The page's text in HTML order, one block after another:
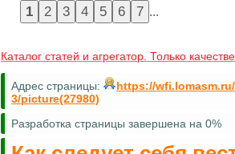
...
Каталог статей и агрегатор. Только
Адрес страницы:
https://
3/picture(27980)
Разработка страницы завершена на 0%